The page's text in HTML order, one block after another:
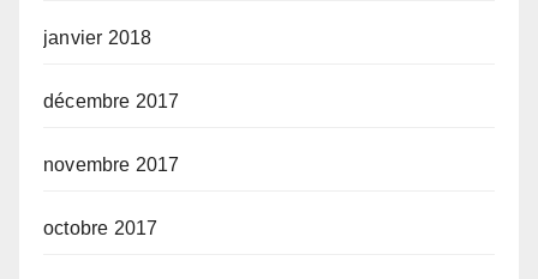
janvier 2018
décembre 2017
novembre 2017
octobre 2017